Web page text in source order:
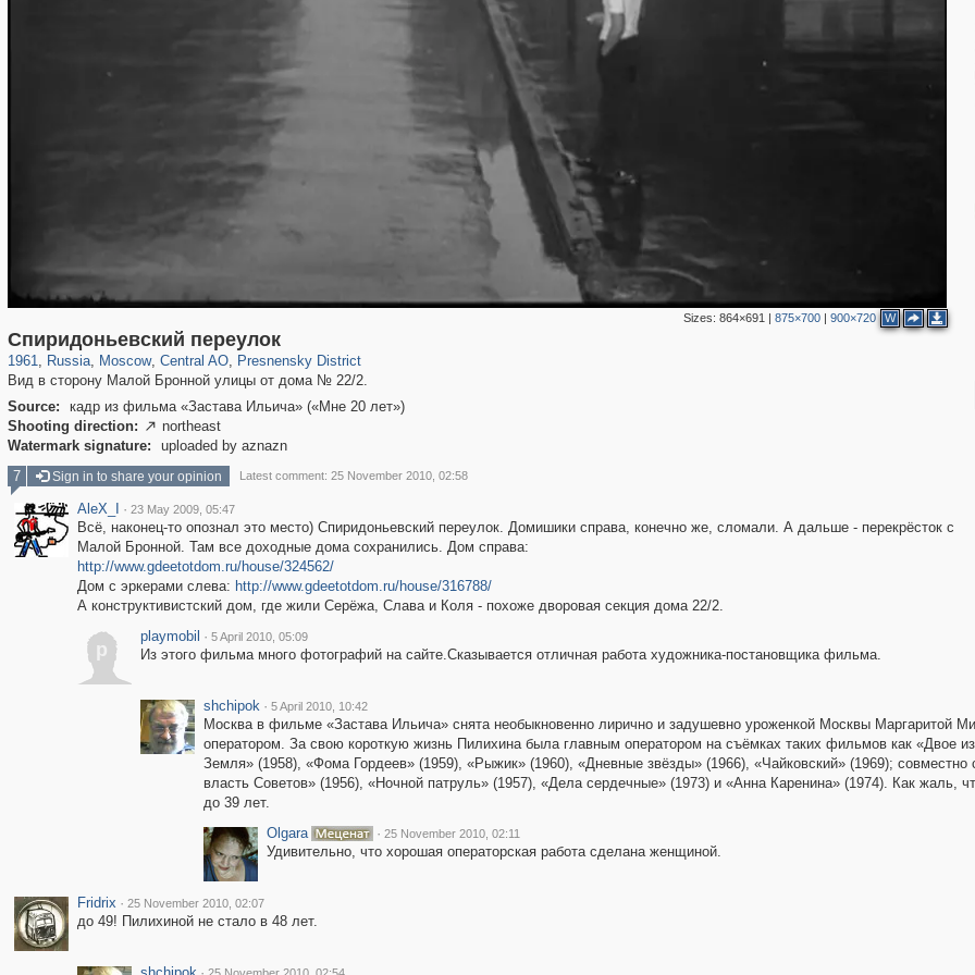
Sizes: 864×691 | 875×700| 900×720 W
Спиридоньевский переулок
1961, Russia
1,405,779 29,243
, Moscow
319,716 8,286
, Central AO
159,930 5,916
, Presnensky District
13,323
Вид в сторону Малой Бронной улицы от дома № 22/2.
Source:
кадр из фильма «Застава Ильича» («Мне 20 лет»)
Shooting direction:  northeast
Watermark signature:
uploaded by aznazn
7 Sign in to share your opinion Latest comment: 25 November 2010, 02:58
AleX_I · 23 May 2009, 05:47
Всё, наконец-то опознал это место) Спиридоньевский переулок. Домишики справа, конечно же, сломали. А дальше - перекрёсток с
Малой Бронной. Там все доходные дома сохранились. Дом справа:
http://www.gdeetotdom.ru/house/324562/
Дом с эркерами слева: http://www.gdeetotdom.ru/house/316788/
А конструктивистский дом, где жили Серёжа, Слава и Коля - похоже дворовая секция дома 22/2.
p
playmobil · 5 April 2010, 05:09
Из этого фильма много фотографий на сайте.Сказывается отличная работа художника-постановщика фильма.
shchipok · 5 April 2010, 10:42
Москва в фильме «Застава Ильича» снята необыкновенно лирично и задушевно уроженкой Москвы Маргаритой
оператором. За свою короткую жизнь Пилихина была главным оператором на съёмках таких фильмов как «Двое
Земля» (1958), «Фома Гордеев» (1959), «Рыжик» (1960), «Дневные звёзды» (1966), «Чайковский» (1969);
власть Советов» (1956), «Ночной патруль» (1957), «Дела сердечные» (1973) и «Анна Каренина» (1974). Как жаль,
до 39 лет.
Olgara
· 25 November 2010, 02:11
Удивительно, что хорошая операторская работа сделана женщиной.
Fridrix · 25 November 2010, 02:07
до 49! Пилихиной не стало в 48 лет.